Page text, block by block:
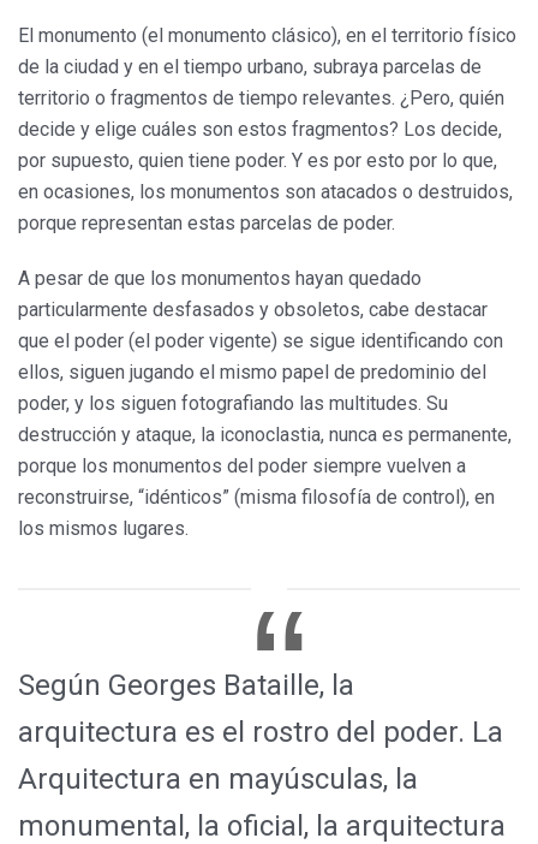
El monumento (el monumento clásico), en el territorio físico
de la ciudad y en el tiempo urbano, subraya parcelas de
territorio o fragmentos de tiempo relevantes. ¿Pero, quién
decide y elige cuáles son estos fragmentos? Los decide,
por supuesto, quien tiene poder. Y es por esto por lo que,
en ocasiones, los monumentos son atacados o destruidos,
porque representan estas parcelas de poder.
A pesar de que los monumentos hayan quedado
particularmente desfasados y obsoletos, cabe destacar
que el poder (el poder vigente) se sigue identificando con
ellos, siguen jugando el mismo papel de predominio del
poder, y los siguen fotografiando las multitudes. Su
destrucción y ataque, la iconoclastia, nunca es permanente,
porque los monumentos del poder siempre vuelven a
reconstruirse, “idénticos” (misma filosofía de control), en
los mismos lugares.
Según Georges Bataille, la
arquitectura es el rostro del poder. La
Arquitectura en mayúsculas, la
monumental, la oficial, la arquitectura